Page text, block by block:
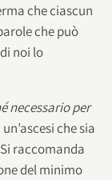
che ciascun
che può
noi lo
necessario per
che sia
raccomanda
del minimo